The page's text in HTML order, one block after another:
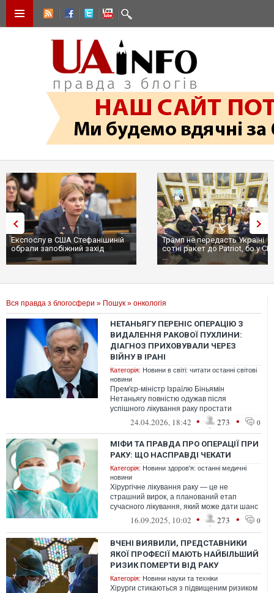
Експослу в США Стефанішиній
обрали запобіжний захід
Трамп не передасть Україні
сотні ракет до Patriot, бо у
...
Вся правда з блогосфери » Пошук » онкологія
НЕТАНЬЯГУ ПЕРЕНІС ОПЕРАЦІЮ З
ВИДАЛЕННЯ РАКОВОЇ ПУХЛИНИ:
ДІАГНОЗ ПРИХОВУВАЛИ ЧЕРЕЗ
ВІЙНУ В ІРАНІ
Категорія: Новини в світі: читати останні світові
новини
Прем'єр-міністр Ізраїлю Біньямін
Нетаньягу повністю одужав після
успішного лікування раку простати
на ранній стадії, про що вперше публічно
24.04.2026, 18:42 • 273 • 0
МІФИ ТА ПРАВДА ПРО ОПЕРАЦІЇ ПРИ
РАКУ: ЩО НАСПРАВДІ ЧЕКАТИ
Категорія: Новини здоров'я: останні медичні
новини
Хірургічне лікування раку — це не
страшний вирок, а планований етап
сучасного лікування, який може дати шанс
на одужання або суттєве полегшення
16.09.2025, 10:02 • 273 • 0
ВЧЕНІ ВИЯВИЛИ, ПРЕДСТАВНИКИ
ЯКОЇ ПРОФЕСІЇ МАЮТЬ НАЙБІЛЬШИЙ
РИЗИК ПОМЕРТИ ВІД РАКУ
Категорія: Новини науки та техніки
Хірурги стикаються з підвищеним ризиком